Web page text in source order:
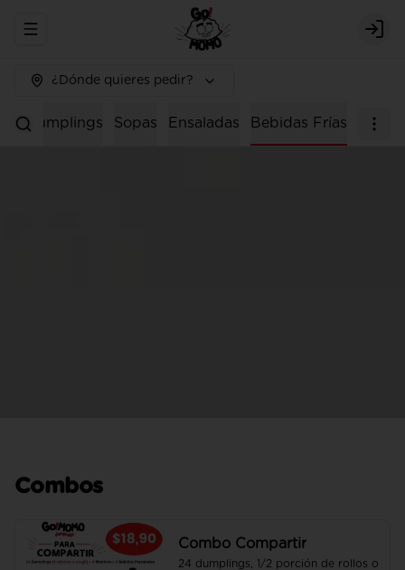
Abrir menu de navegación
¿Dónde quieres pedir?
Dumplings Sopas Ensaladas Bebidas Frías
Combos
Combo Compartir
24 dumplings, 1/2 porción de rollos o